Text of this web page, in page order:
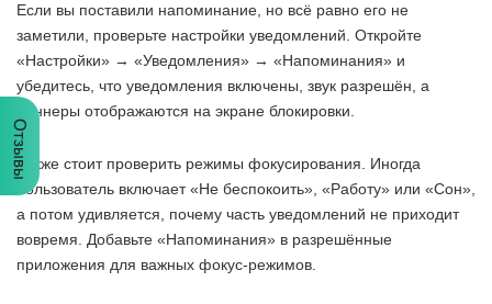
Если вы поставили напоминание, но всё равно его не
заметили, проверьте настройки уведомлений. Откройте
«Настройки» → «Уведомления» → «Напоминания» и
убедитесь, что уведомления включены, звук разрешён, а
баннеры отображаются на экране блокировки.
Также стоит проверить режимы фокусирования. Иногда
пользователь включает «Не беспокоить», «Работу» или «Сон»,
а потом удивляется, почему часть уведомлений не приходит
вовремя. Добавьте «Напоминания» в разрешённые
приложения для важных фокус-режимов.
Отзывы